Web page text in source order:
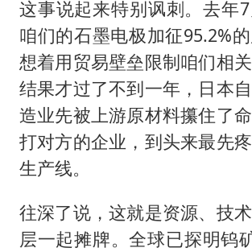
这事说起来特别讽刺。去年
咱们的石墨电极加征95.2%
想着用贸易壁垒限制咱们相关
结果才过了不到一年，日本
造业先被上游原材料攥住了
打对方的企业，到头来最先
生产线。
往深了说，这就是资源、技
层一起摊牌。全球已探明钨